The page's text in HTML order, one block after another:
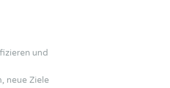
und
neue Ziele